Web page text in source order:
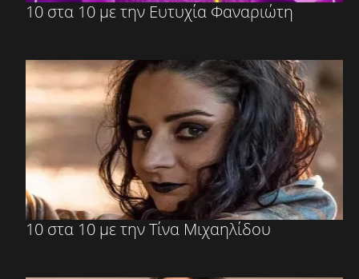
10 στα 10 με την Ευτυχία Φαναριώτη
10 στα 10 με την Τίνα Μιχαηλίδου